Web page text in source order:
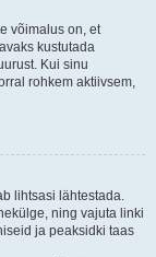
võimalus on, et
kustutada
Kui sinu
rohkem aktiivsem,
lihtsasi lähtestada.
ning vajuta linki
ja peaksidki taas